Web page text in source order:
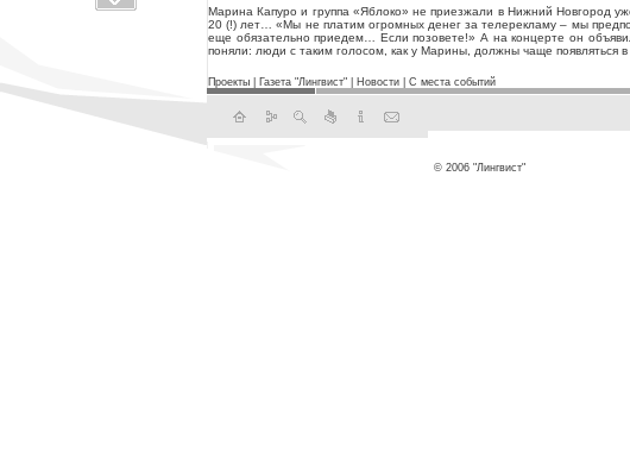
Марина Капуро и группа «Яблоко» не приезжали в Нижний Новгород
20 (!) лет… «Мы не платим огромных денег за телерекламу – мы
еще обязательно приедем… Если позовете!» А на концерте он
поняли: люди с таким голосом, как у Марины, должны чаще появляться
Проекты Газета "Лингвист" Новости С места событий
© 2006 "Лингвист"